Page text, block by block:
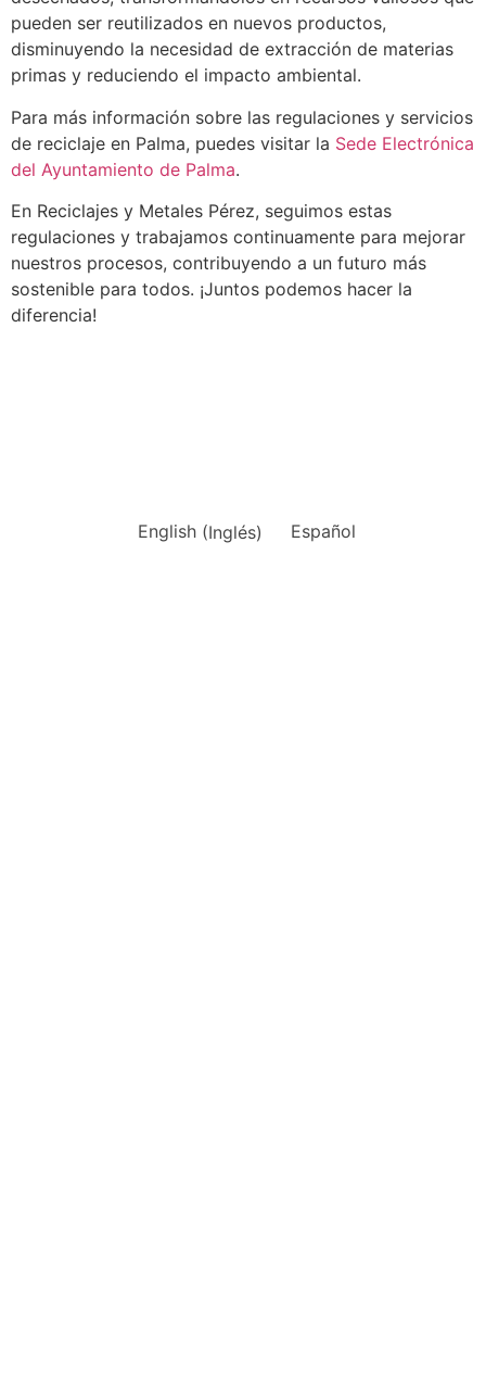
pueden ser reutilizados en nuevos productos,
disminuyendo la necesidad de extracción de materias
primas y reduciendo el impacto ambiental.
Para más información sobre las regulaciones y servicios
de reciclaje en Palma, puedes visitar la Sede Electrónica
del Ayuntamiento de Palma.
En Reciclajes y Metales Pérez, seguimos estas
regulaciones y trabajamos continuamente para mejorar
nuestros procesos, contribuyendo a un futuro más
sostenible para todos. ¡Juntos podemos hacer la
diferencia!
English(Inglés) Español